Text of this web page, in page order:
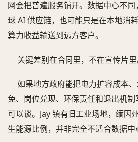
网会把普遍服务铺开。数据中心不
球 AI 供应链，也可能只是在本地消
算力收益输送到远方客户。
关键差别在合同里，不在宣传片里
如果地方政府能把电力扩容成本
免、岗位兑现、环保责任和退出机
可以谈。Jay 镇有旧工业场地，缅因
生能源比例，并非完全不适合数据中